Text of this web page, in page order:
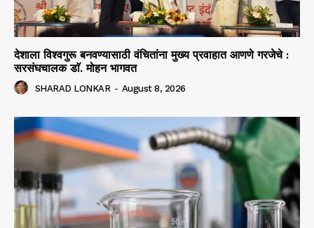
देशाला विश्वगुरू बनवण्यासाठी वंचितांना मुख्य प्रवाहात आणणे गरजेचे :
सरसंघचालक डाॅ. मोहन भागवत
SHARAD LONKAR - August 8, 2026